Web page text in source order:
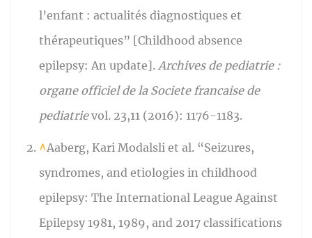
l’enfant : actualités diagnostiques et
thérapeutiques” [Childhood absence
epilepsy: An update]. Archives de pediatrie :
organe officiel de la Societe francaise de
pediatrievol. 23,11 (2016): 1176-1183.
^Aaberg, Kari Modalsli et al. “Seizures,
syndromes, and etiologies in childhood
epilepsy: The International League Against
Epilepsy 1981, 1989, and 2017 classifications